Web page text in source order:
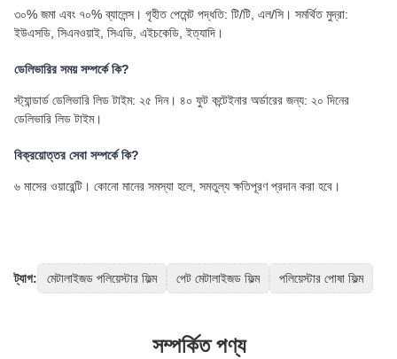
৩০% জমা এবং ৭০% ব্যালেন্স। গৃহীত পেমেন্ট পদ্ধতি: টি/টি, এল/সি। সমর্থিত মুদ্রা:
ইউএসডি, সিএনওয়াই, সিএডি, এইচকেডি, ইত্যাদি।
ডেলিভারির সময় সম্পর্কে কি?
স্ট্যান্ডার্ড ডেলিভারি লিড টাইম: ২৫ দিন। ৪০ ফুট কন্টেইনার অর্ডারের জন্য: ২০ দিনের
ডেলিভারি লিড টাইম।
বিক্রয়োত্তর সেবা সম্পর্কে কি?
৬ মাসের ওয়ারেন্টি। কোনো মানের সমস্যা হলে, সমতুল্য ক্ষতিপূরণ প্রদান করা হবে।
ট্যাগ: মেটালাইজড পলিয়েস্টার ফিল্ম পেট মেটালাইজড ফিল্ম পলিয়েস্টার পোষা ফিল্ম
সম্পর্কিত পণ্য